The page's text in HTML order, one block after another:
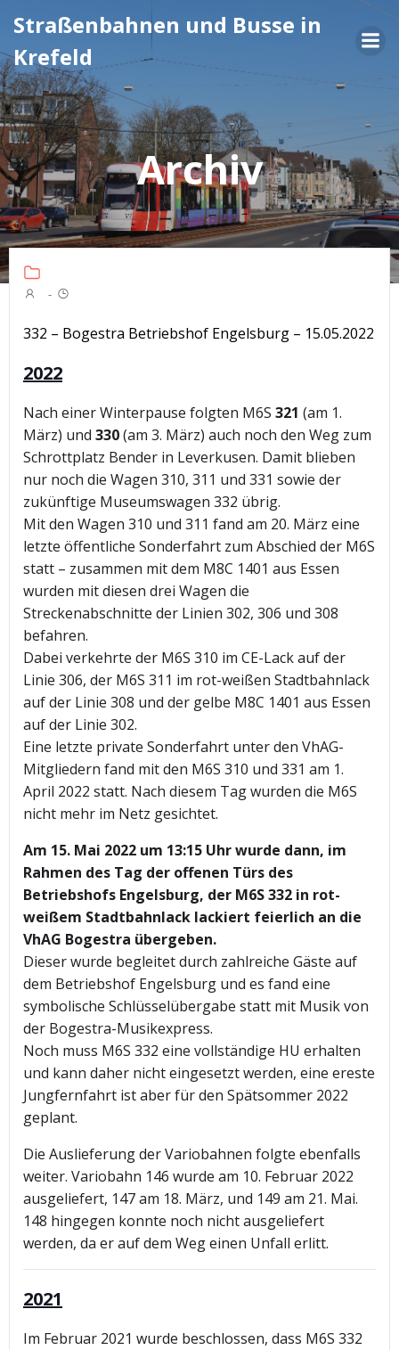
Inhalt
Straßenbahnen und Busse in
Krefeld
Archiv
-
332 – Bogestra Betriebshof Engelsburg – 15.05.2022
2022
Nach einer Winterpause folgten M6S 321 (am 1.
März) und 330(am 3. März) auch noch den Weg zum
Schrottplatz Bender in Leverkusen. Damit blieben
nur noch die Wagen 310, 311 und 331 sowie der
zukünftige Museumswagen 332 übrig.
Mit den Wagen 310 und 311 fand am 20. März eine
letzte öffentliche Sonderfahrt zum Abschied der M6S
statt – zusammen mit dem M8C 1401 aus Essen
wurden mit diesen drei Wagen die
Streckenabschnitte der Linien 302, 306 und 308
befahren.
Dabei verkehrte der M6S 310 im CE-Lack auf der
Linie 306, der M6S 311 im rot-weißen Stadtbahnlack
auf der Linie 308 und der gelbe M8C 1401 aus Essen
auf der Linie 302.
Eine letzte private Sonderfahrt unter den VhAG-
Mitgliedern fand mit den M6S 310 und 331 am 1.
April 2022 statt. Nach diesem Tag wurden die M6S
nicht mehr im Netz gesichtet.
Am 15. Mai 2022 um 13:15 Uhrwurde dann, im
Rahmen des Tag der offenen Türs des
Betriebshofs Engelsburg, der M6S 332 in rot-
weißem Stadtbahnlack lackiert feierlich an die
VhAG Bogestra übergeben.
Dieser wurde begleitet durch zahlreiche Gäste auf
dem Betriebshof Engelsburg und es fand eine
symbolische Schlüsselübergabe statt mit Musik von
der Bogestra-Musikexpress.
Noch muss M6S 332 eine vollständige HU erhalten
und kann daher nicht eingesetzt werden, eine ereste
Jungfernfahrt ist aber für den Spätsommer 2022
geplant.
Die Auslieferung der Variobahnen folgte ebenfalls
weiter. Variobahn 146 wurde am 10. Februar 2022
ausgeliefert, 147 am 18. März, und 149 am 21. Mai.
148 hingegen konnte noch nicht ausgeliefert
werden, da er auf dem Weg einen Unfall erlitt.
2021
Im Februar 2021 wurde beschlossen, dass M6S 332